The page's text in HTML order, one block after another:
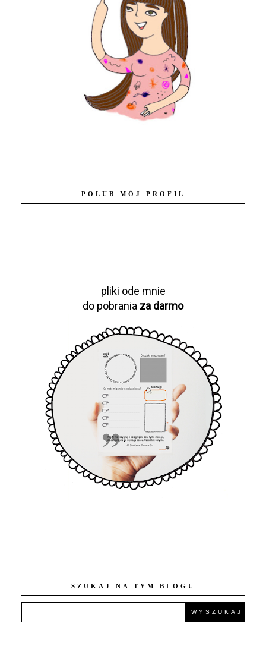
POLUB MÓJ PROFIL
pliki ode mnie
do pobrania za darmo
SZUKAJ NA TYM BLOGU